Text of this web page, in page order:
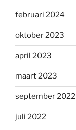
februari 2024
oktober 2023
april 2023
maart 2023
september 2022
juli 2022